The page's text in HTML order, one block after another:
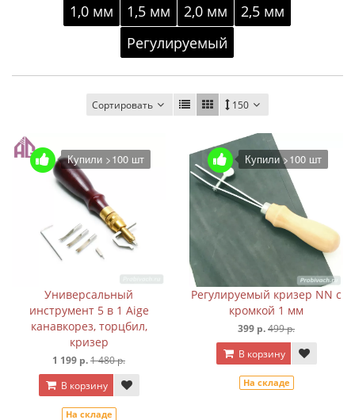
1,0 мм 1,5 мм 2,0 мм
2,5 мм
Регулируемый
Сортировать 150
Купили >100 шт
Универсальный
инструмент 5 в 1 Aige
канавкорез, торцбил,
кризер
1 199 р.1 480 р.
В корзину
На складе
Купили >100 шт
Регулируемый кризер NN с
кромкой 1 мм
399 р.499 р.
В корзину
На складе